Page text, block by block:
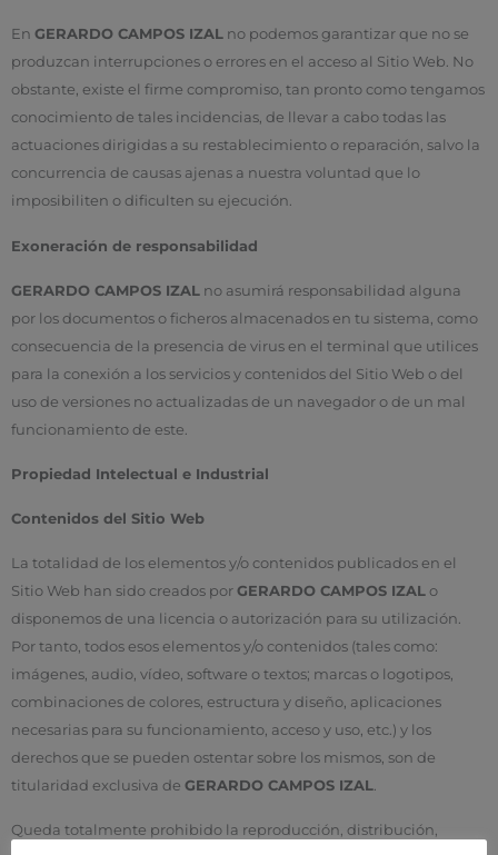
En GERARDO CAMPOS IZAL no podemos garantizar que no se
produzcan interrupciones o errores en el acceso al Sitio Web. No
obstante, existe el firme compromiso, tan pronto como tengamos
conocimiento de tales incidencias, de llevar a cabo todas las
actuaciones dirigidas a su restablecimiento o reparación, salvo la
concurrencia de causas ajenas a nuestra voluntad que lo
imposibiliten o dificulten su ejecución.
Exoneración de responsabilidad
GERARDO CAMPOS IZAL no asumirá responsabilidad alguna
por los documentos o ficheros almacenados en tu sistema, como
consecuencia de la presencia de virus en el terminal que utilices
para la conexión a los servicios y contenidos del Sitio Web o del
uso de versiones no actualizadas de un navegador o de un mal
funcionamiento de este.
Propiedad Intelectual e Industrial
Contenidos del Sitio Web
La totalidad de los elementos y/o contenidos publicados en el
Sitio Web han sido creados por GERARDO CAMPOS IZAL o
disponemos de una licencia o autorización para su utilización.
Por tanto, todos esos elementos y/o contenidos (tales como:
imágenes, audio, vídeo, software o textos; marcas o logotipos,
combinaciones de colores, estructura y diseño, aplicaciones
necesarias para su funcionamiento, acceso y uso, etc.) y los
derechos que se pueden ostentar sobre los mismos, son de
titularidad exclusiva de GERARDO CAMPOS IZAL.
Queda totalmente prohibido la reproducción, distribución,